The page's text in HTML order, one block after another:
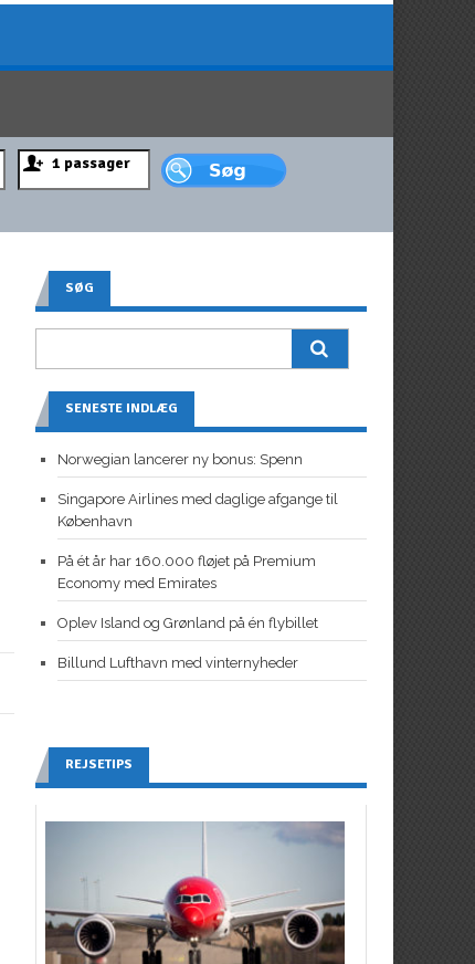
SØG
SENESTE INDLÆG
Norwegian lancerer ny bonus: Spenn
Singapore Airlines med daglige afgange til
København
På ét år har 160.000 fløjet på Premium
Economy med Emirates
Oplev Island og Grønland på én flybillet
Billund Lufthavn med vinternyheder
REJSETIPS